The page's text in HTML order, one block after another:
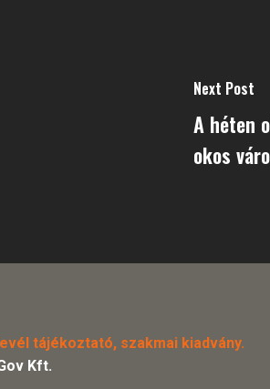
Next Post
A héten
okos
tájékoztató, szakmai kiadvány.
Kft.